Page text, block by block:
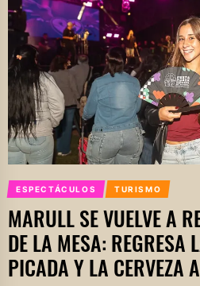
ESPECTÁCULOS TURISMO
MARULL SE VUELVE A
DE LA MESA: REGRESA
PICADA Y LA CERVEZA